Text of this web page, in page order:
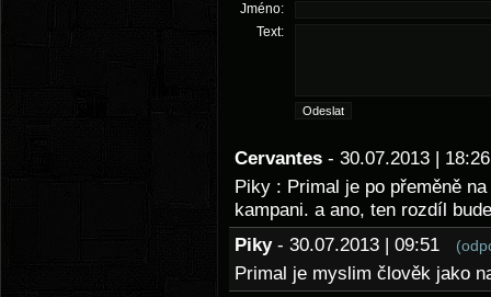
Jméno:
Text:
Cervantes - 30.07.2013 |
Piky : Primal je po přeměně
kampani. a ano, ten rozdíl
Piky - 30.07.2013 | 09:51
Primal je myslim člověk jako